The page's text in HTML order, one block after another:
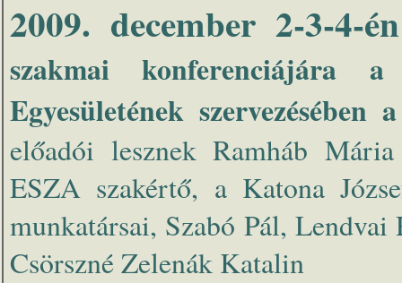
2009. december 2-3-4-én
szakmai konferenciájára
Egyesületének
előadói lesznek Ramháb
ESZA szakértő, a Katona
munkatársai, Szabó Pál,
Csörszné Zelenák Katalin